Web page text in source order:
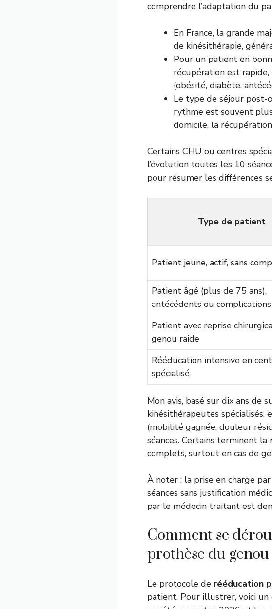
comprendre l’adaptation du
En France, la grande
de kinésithérapie,
Pour un patient en
récupération est
(obésité, diabète,
Le type de séjour post-
rythme est souvent
domicile, la
Certains CHU ou centres
l’évolution toutes les 10
pour résumer les différences
Type de patient
Patient jeune, actif, sans
Patient âgé (plus de 75 ans),
antécédents ou complications
Patient avec reprise
genou raide
Rééducation intensive en
spécialisé
Mon avis, basé sur dix ans de
kinésithérapeutes spécialisés,
(mobilité gagnée, douleur
séances. Certains terminent la
complets, surtout en cas de
À noter : la prise en charge
séances sans justification
par le médecin traitant est
Comment se
prothèse du genou
Le protocole de rééducation
patient. Pour illustrer, voici